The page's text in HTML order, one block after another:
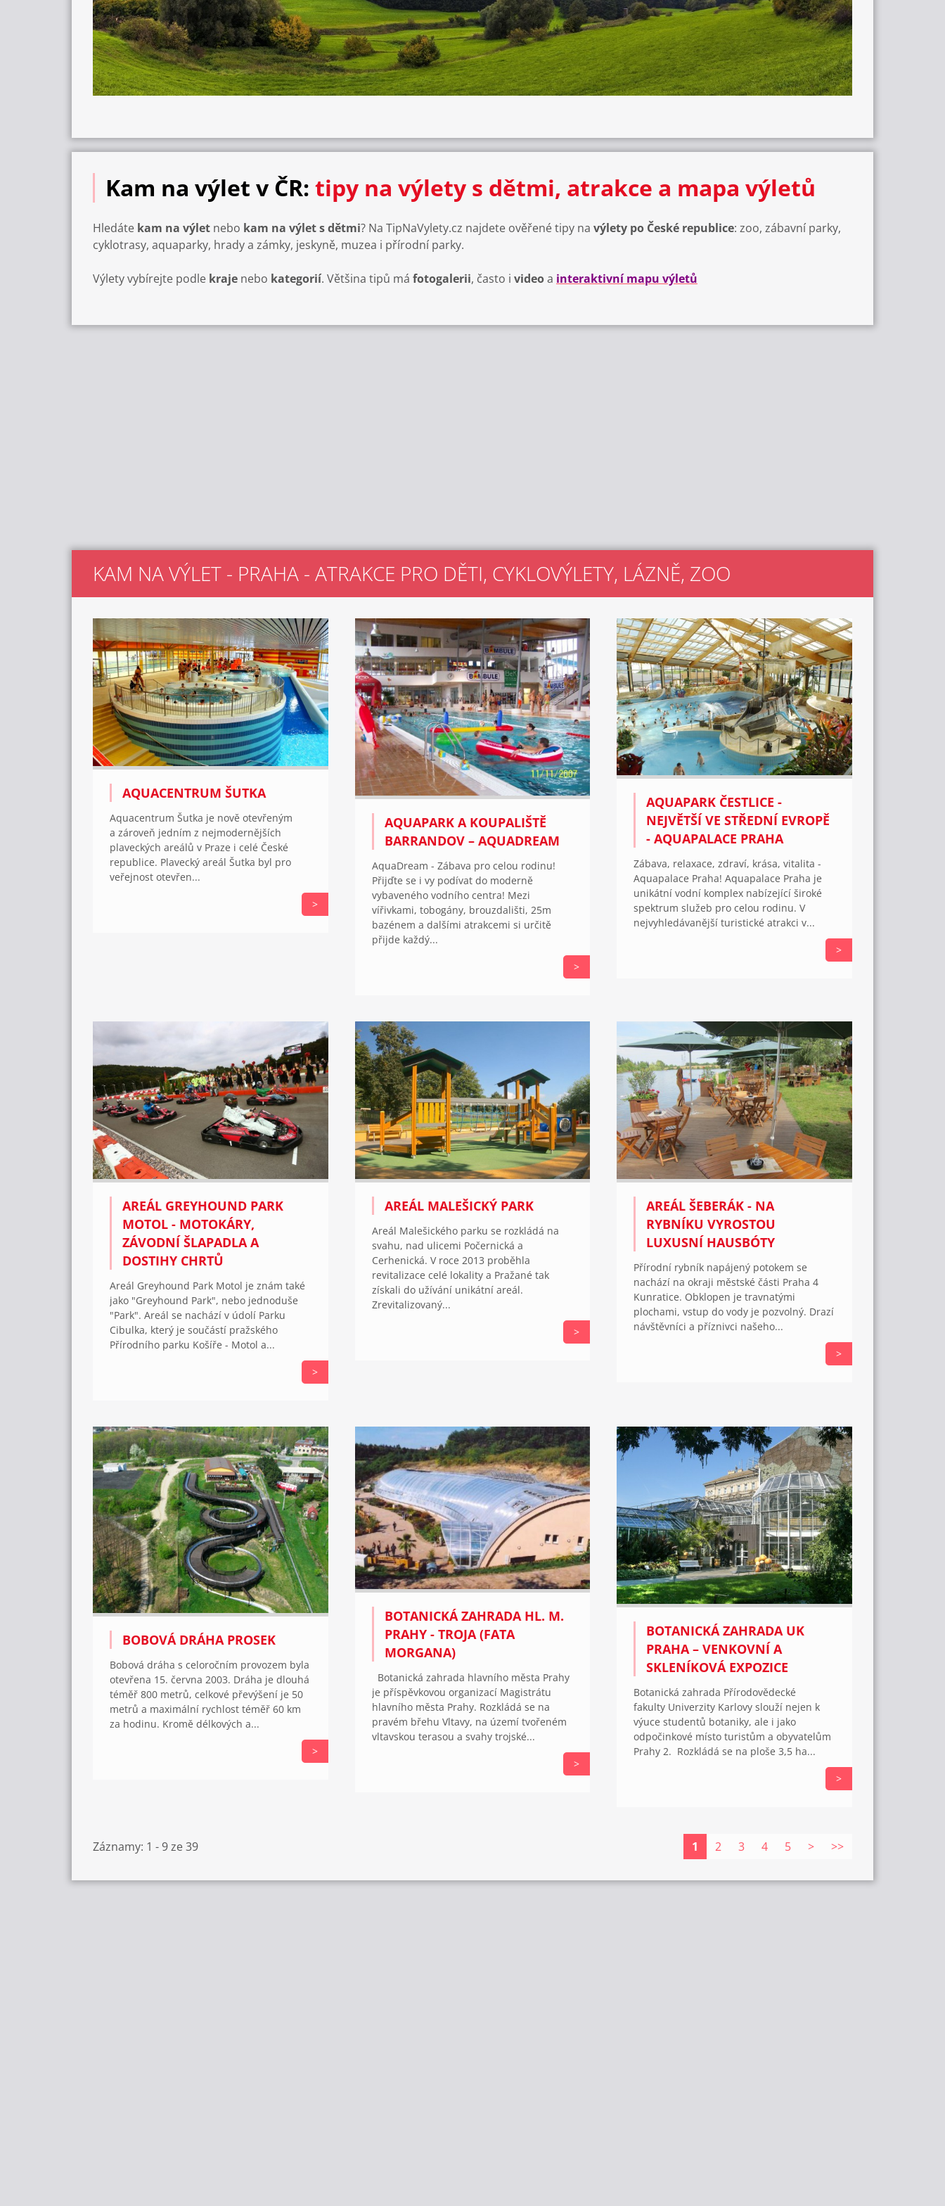
Kam na výlet v ČR: tipy na výlety s dětmi, atrakce a mapa výletů
Hledáte kam na výlet nebo kam na výlet s dětmi? Na TipNaVylety.cz najdete ověřené tipy na výlety po České republice: zoo, zábavní parky,
cyklotrasy, aquaparky, hrady a zámky, jeskyně, muzea i přírodní parky.
Výlety vybírejte podle kraje nebo kategorií. Většina tipů má fotogalerii, často i videoa interaktivní mapu výletů
KAM NA VÝLET - PRAHA - ATRAKCE PRO DĚTI, CYKLOVÝLETY, LÁZNĚ, ZOO
AQUACENTRUM ŠUTKA
Aquacentrum Šutka je nově otevřeným
a zároveň jedním z nejmodernějších
plaveckých areálů v Praze i celé České
republice. Plavecký areál Šutka byl pro
veřejnost otevřen...
>
AQUAPARK A KOUPALIŠTĚ
BARRANDOV – AQUADREAM
AquaDream - Zábava pro celou rodinu!
Přijďte se i vy podívat do moderně
vybaveného vodního centra! Mezi
vířivkami, tobogány, brouzdališti, 25m
bazénem a dalšími atrakcemi si určitě
přijde každý...
>
AQUAPARK ČESTLICE -
NEJVĚTŠÍ VE STŘEDNÍ EVROPĚ
- AQUAPALACE PRAHA
Zábava, relaxace, zdraví, krása, vitalita -
Aquapalace Praha! Aquapalace Praha je
unikátní vodní komplex nabízející široké
spektrum služeb pro celou rodinu. V
nejvyhledávanější turistické atrakci v...
>
AREÁL GREYHOUND PARK
MOTOL - MOTOKÁRY,
ZÁVODNÍ ŠLAPADLA A
DOSTIHY CHRTŮ
Areál Greyhound Park Motol je znám také
jako "Greyhound Park", nebo jednoduše
"Park". Areál se nachází v údolí Parku
Cibulka, který je součástí pražského
Přírodního parku Košíře - Motol a...
>
AREÁL MALEŠICKÝ PARK
Areál Malešického parku se rozkládá na
svahu, nad ulicemi Počernická a
Cerhenická. V roce 2013 proběhla
revitalizace celé lokality a Pražané tak
získali do užívání unikátní areál.
Zrevitalizovaný...
>
AREÁL ŠEBERÁK - NA
RYBNÍKU VYROSTOU
LUXUSNÍ HAUSBÓTY
Přírodní rybník napájený potokem se
nachází na okraji městské části Praha 4
Kunratice. Obklopen je travnatými
plochami, vstup do vody je pozvolný. Drazí
návštěvníci a příznivci našeho...
>
BOBOVÁ DRÁHA PROSEK
Bobová dráha s celoročním provozem byla
otevřena 15. června 2003. Dráha je dlouhá
téměř 800 metrů, celkové převýšení je 50
metrů a maximální rychlost téměř 60 km
za hodinu. Kromě délkových a...
>
BOTANICKÁ ZAHRADA HL. M.
PRAHY - TROJA (FATA
MORGANA)
Botanická zahrada hlavního města Prahy
je příspěvkovou organizací Magistrátu
hlavního města Prahy. Rozkládá se na
pravém břehu Vltavy, na území tvořeném
vltavskou terasou a svahy trojské...
>
BOTANICKÁ ZAHRADA UK
PRAHA – VENKOVNÍ A
SKLENÍKOVÁ EXPOZICE
Botanická zahrada Přírodovědecké
fakulty Univerzity Karlovy slouží nejen k
výuce studentů botaniky, ale i jako
odpočinkové místo turistům a obyvatelům
Prahy 2. Rozkládá se na ploše 3,5 ha...
>
Záznamy: 1 - 9 ze 39 1 2 3 4 5 > >>